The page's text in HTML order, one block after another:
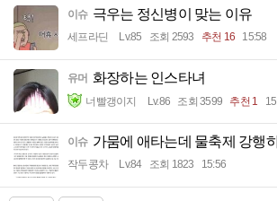
이슈 극우는 정신병이 맞는 이유
세프라딘 Lv.85 조회 2593 추천 16 15:58
유머 화장하는 인스타녀
너빨갱이지 Lv.86 조회 3599 추천 1
이슈 가뭄에 애타는데 물축제 강행
작두콩차 Lv.84 조회 1823 15:56